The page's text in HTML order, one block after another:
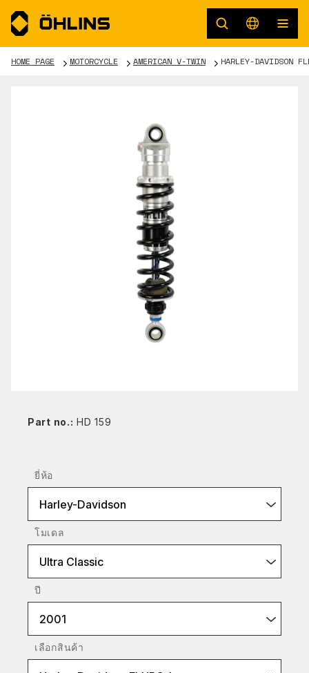
HOME PAGE MOTORCYCLE AMERICAN V-TWIN HARLEY-DAVIDSON
Part no.: HD 159
ยี่ห้อ
Harley-Davidson
โมเดล
Ultra Classic
ปี
2001
เลือกสินค้า